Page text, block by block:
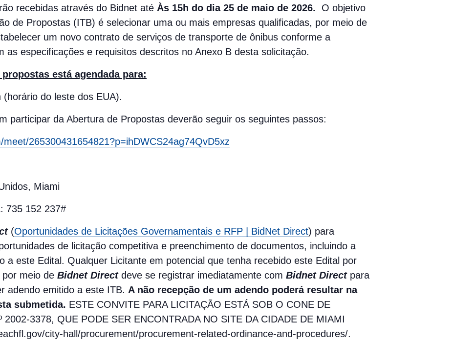
recebidas através do Bidnet até Às 15h do dia 25 de maio de 2026. O objetivo
de Propostas (ITB) é selecionar uma ou mais empresas qualificadas, por meio de
um novo contrato de serviços de transporte de ônibus conforme a
as especificações e requisitos descritos no Anexo B desta solicitação.
está agendada para:
do leste dos EUA).
participar da Abertura de Propostas deverão seguir os seguintes passos:
265300431654821?p=ihDWCS24ag74QvD5xz
Miami
735 152 237#
(Oportunidades de Licitações Governamentais e RFP | BidNet Direct) para
de licitação competitiva e preenchimento de documentos, incluindo a
a este Edital. Qualquer Licitante em potencial que tenha recebido este Edital por
meio de Bidnet Directdeve se registrar imediatamente com Bidnet Directpara
adendo emitido a este ITB. A não recepção de um adendo poderá resultar na
submetida. ESTE CONVITE PARA LICITAÇÃO ESTÁ SOB O CONE DE
3378, QUE PODE SER ENCONTRADA NO SITE DA CIDADE DE MIAMI
city-hall/procurement/procurement-related-ordinance-and-procedures/.